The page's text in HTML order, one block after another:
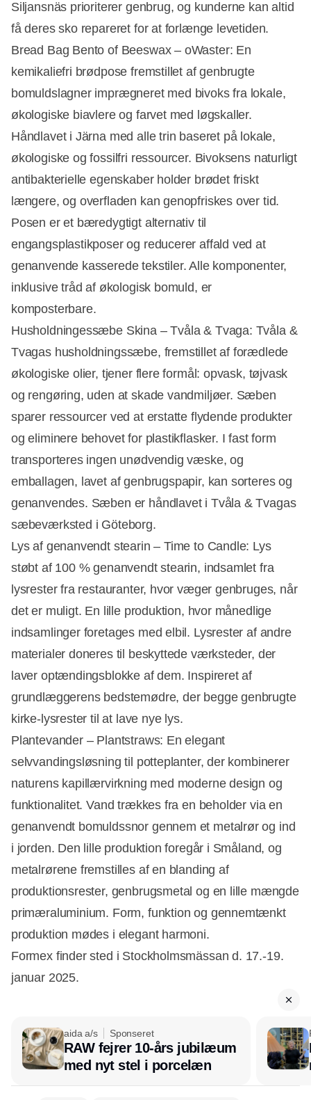
Siljansnäs prioriterer genbrug, og kunderne kan altid
få deres sko repareret for at forlænge levetiden.
Bread Bag Bento of Beeswax – oWaster: En
kemikaliefri brødpose fremstillet af genbrugte
bomuldslagner imprægneret med bivoks fra lokale,
økologiske biavlere og farvet med løgskaller.
Håndlavet i Järna med alle trin baseret på lokale,
økologiske og fossilfri ressourcer. Bivoksens naturligt
antibakterielle egenskaber holder brødet friskt
længere, og overfladen kan genopfriskes over tid.
Posen er et bæredygtigt alternativ til
engangsplastikposer og reducerer affald ved at
genanvende kasserede tekstiler. Alle komponenter,
inklusive tråd af økologisk bomuld, er
komposterbare.
Husholdningessæbe Skina – Tvåla & Tvaga: Tvåla &
Tvagas husholdningssæbe, fremstillet af forædlede
økologiske olier, tjener flere formål: opvask, tøjvask
og rengøring, uden at skade vandmiljøer. Sæben
sparer ressourcer ved at erstatte flydende produkter
og eliminere behovet for plastikflasker. I fast form
transporteres ingen unødvendig væske, og
emballagen, lavet af genbrugspapir, kan sorteres og
genanvendes. Sæben er håndlavet i Tvåla & Tvagas
sæbeværksted i Göteborg.
Lys af genanvendt stearin – Time to Candle: Lys
støbt af 100 % genanvendt stearin, indsamlet fra
lysrester fra restauranter, hvor væger genbruges, når
det er muligt. En lille produktion, hvor månedlige
indsamlinger foretages med elbil. Lysrester af andre
materialer doneres til beskyttede værksteder, der
laver optændingsblokke af dem. Inspireret af
grundlæggerens bedstemødre, der begge genbrugte
kirke-lysrester til at lave nye lys.
Plantevander – Plantstraws: En elegant
selvvandingsløsning til potteplanter, der kombinerer
naturens kapillærvirkning med moderne design og
funktionalitet. Vand trækkes fra en beholder via en
genanvendt bomuldssnor gennem et metalrør og ind
i jorden. Den lille produktion foregår i Småland, og
metalrørene fremstilles af en blanding af
produktionsrester, genbrugsmetal og en lille mængde
primæraluminium. Form, funktion og gennemtænkt
produktion mødes i elegant harmoni.
Formex finder sted i Stockholmsmässan d. 17.-19.
januar 2025.
aida a/s Sponseret
RAW fejrer 10-års jubilæum
med nyt stel i porcelæn